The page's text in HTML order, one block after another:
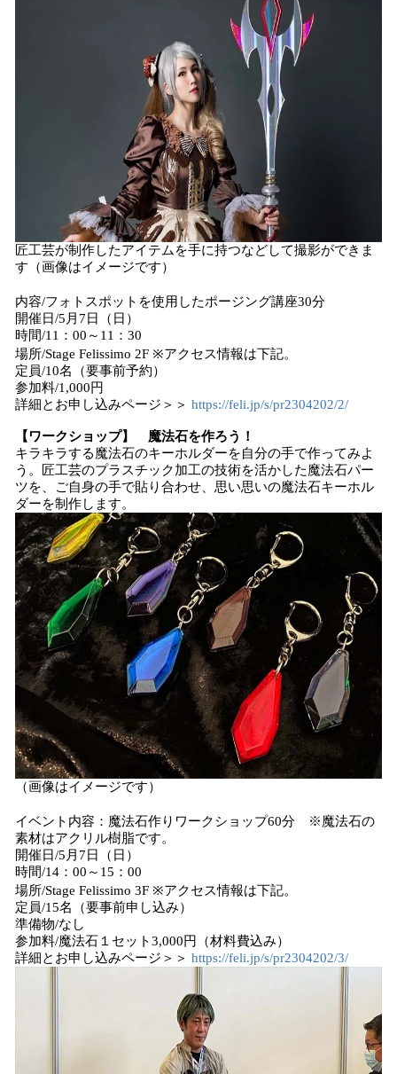
匠工芸が制作したアイテムを手に持つなどして撮影ができま
す（画像はイメージです）
内容/フォトスポットを使用したポージング講座30分
開催日/5月7日（日）
時間/11：00～11：30
場所/Stage Felissimo 2F ※アクセス情報は下記。
定員/10名（要事前予約）
参加料/1,000円
詳細とお申し込みページ＞＞ https://feli.jp/s/pr2304202/2/
【ワークショップ】 魔法石を作ろう！
キラキラする魔法石のキーホルダーを自分の手で作ってみよ
う。匠工芸のプラスチック加工の技術を活かした魔法石パー
ツを、ご自身の手で貼り合わせ、思い思いの魔法石キーホル
ダーを制作します。
（画像はイメージです）
イベント内容：魔法石作りワークショップ60分 ※魔法石の
素材はアクリル樹脂です。
開催日/5月7日（日）
時間/14：00～15：00
場所/Stage Felissimo 3F ※アクセス情報は下記。
定員/15名（要事前申し込み）
準備物/なし
参加料/魔法石１セット3,000円（材料費込み）
詳細とお申し込みページ＞＞ https://feli.jp/s/pr2304202/3/